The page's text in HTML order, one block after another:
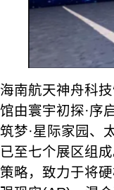
海南航天神舟科
馆由寰宇初探·序
筑梦·星际家园、
已至七个展区组
策略，致力于将